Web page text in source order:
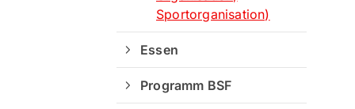
Sportorganisation)
Essen
Programm BSF